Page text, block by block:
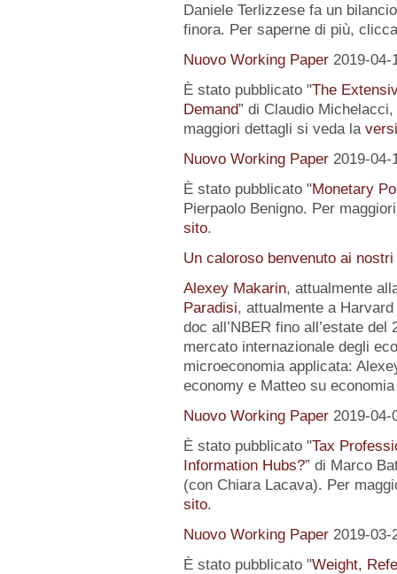
Daniele Terlizzese fa un
finora. Per saperne di più,
Nuovo Working Paper 2019-04-
È stato pubblicato "The
Demand” di Claudio
maggiori dettagli si veda la
Nuovo Working Paper 2019-04-
È stato pubblicato "Monetary
Pierpaolo Benigno. Per
sito.
Un caloroso benvenuto ai
Alexey Makarin, attualmente
Paradisi, attualmente a
doc all’NBER fino all’estate
mercato internazionale degli
microeconomia applicata:
economy e Matteo su
Nuovo Working Paper 2019-04-
È stato pubblicato "Tax
Information Hubs?” di Marco
(con Chiara Lacava). Per
sito.
Nuovo Working Paper 2019-03-
È stato pubblicato "Weight,